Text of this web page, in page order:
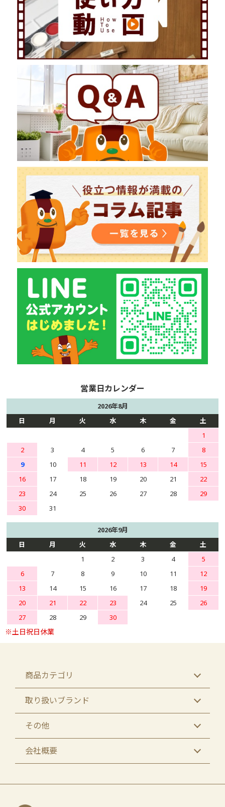
2026年8月
日
月 火 水 木 金
土
1
2
3 4 5 6 7
8
9
10 11 12 13 14
15
16
17 18 19 20 21
22
23
24 25 26 27 28
29
30
31
2026年9月
日
月 火 水 木 金
土
1
2 3 4
5
6
7 8 9 10 11
12
13
14 15 16 17 18
19
20
21 22 23 24 25
26
27
28 29 30
商品カテゴリ
取り扱いブランド
その他
会社概要